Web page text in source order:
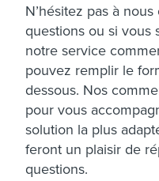
N’hésitez pas à
questions ou si vous
notre service
pouvez remplir le
dessous. Nos
pour vous
solution la plus
feront un plaisir de
questions.